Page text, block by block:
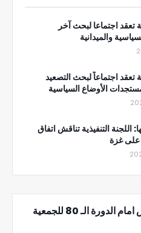
تعقد اجتماعا لبحث آخر
والميدانية
تعقد اجتماعاً لبحث التصعيد
الأوضاع السياسية
اللجنة التنفيذية تناقش اتفاق
غزة
خطاب الرئيس محمود عباس امام الدورة الـ 80 للجمعية